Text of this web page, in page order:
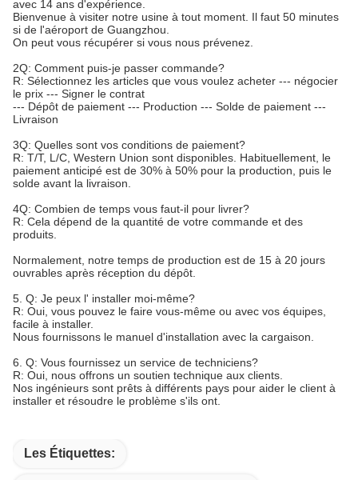
avec 14 ans d'expérience.
Bienvenue à visiter notre usine à tout moment. Il faut 50 minutes
si de l'aéroport de Guangzhou.
On peut vous récupérer si vous nous prévenez.
2Q: Comment puis-je passer commande?
R: Sélectionnez les articles que vous voulez acheter --- négocier
le prix --- Signer le contrat
--- Dépôt de paiement --- Production --- Solde de paiement ---
Livraison
3Q: Quelles sont vos conditions de paiement?
R: T/T, L/C, Western Union sont disponibles. Habituellement, le
paiement anticipé est de 30% à 50% pour la production, puis le
solde avant la livraison.
4Q: Combien de temps vous faut-il pour livrer?
R: Cela dépend de la quantité de votre commande et des
produits.
Normalement, notre temps de production est de 15 à 20 jours
ouvrables après réception du dépôt.
5. Q: Je peux l' installer moi-même?
R: Oui, vous pouvez le faire vous-même ou avec vos équipes,
facile à installer.
Nous fournissons le manuel d'installation avec la cargaison.
6. Q: Vous fournissez un service de techniciens?
R: Oui, nous offrons un soutien technique aux clients.
Nos ingénieurs sont prêts à différents pays pour aider le client à
installer et résoudre le problème s'ils ont.
Les Étiquettes: